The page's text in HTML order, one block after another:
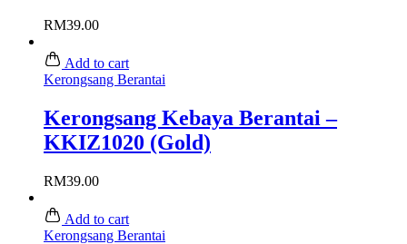
RM39.00
Add to cart
Kerongsang Berantai
Kerongsang Kebaya Berantai –
KKIZ1020 (Gold)
RM39.00
Add to cart
Kerongsang Berantai